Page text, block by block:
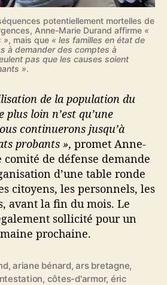
potentiellement mortelles de
Anne-Marie Durand affirme «
», mais que « les familles en état de
à demander des comptes à
pas que les causes soient
».
de la population du
plus loin n’est qu’une
continuerons jusqu’à
probants », promet Anne-
de défense demande
d’une table ronde
citoyens, les personnels, les
avant la fin du mois. Le
sollicité pour un
prochaine.
,ariane bénard,ars bretagne,
, côtes-d'armor, éric